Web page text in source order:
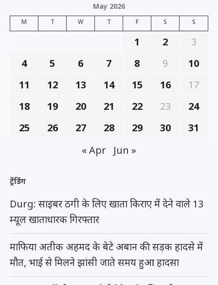
May 2026
M T W T F S S
1 2
3
4
5 6 7 8 9
10
11
12 13 14 15 16
17
18
19 20 21 22 23
24
25
26 27 28 29 30
31
« Apr
Jun »
ट्रेंडिंग
Durg: साइबर ठगी के लिए खाता किराए में देने वाले 13
म्यूल खाताधारक गिरफ्तार
माफिया अतीक अहमद के बेटे अबान की सड़क हादसे में
मौत, भाई से मिलने झांसी जाते समय हुआ हादसा